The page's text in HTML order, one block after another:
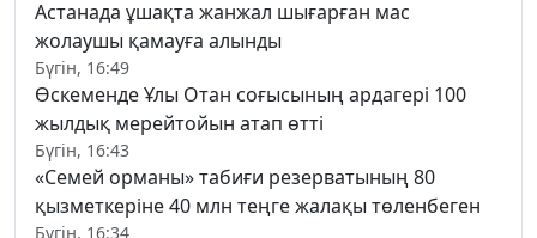
Астанада ұшақта жанжал шығарған мас
жолаушы қамауға алынды
Бүгін, 16:49
Өскеменде Ұлы Отан соғысының ардагері 100
жылдық мерейтойын атап өтті
Бүгін, 16:43
«Семей орманы» табиғи резерватының 80
қызметкеріне 40 млн теңге жалақы төленбеген
Бүгін, 16:34